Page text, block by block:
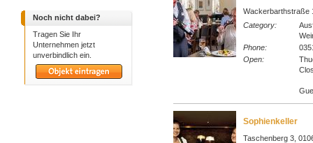
Noch nicht dabei?
Tragen Sie Ihr
Unternehmen jetzt
unverbindlich ein.
Wackerbarthstraße
Category:
Phone:
Open:
Sophienkeller
Taschenberg 3,